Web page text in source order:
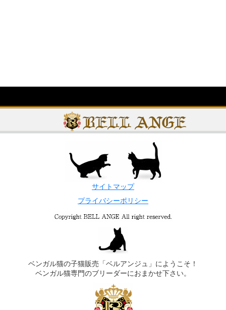
サイトマップ
プライバシーポリシー
ベンガル猫の子猫販売「ベルアンジュ」にようこそ！
ベンガル猫専門のブリーダーにおまかせ下さい。